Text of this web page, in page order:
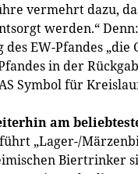
vermehrt dazu,
werden.“
EW-Pfandes
in der
Symbol für
am
„Lager-/
Biertrinker